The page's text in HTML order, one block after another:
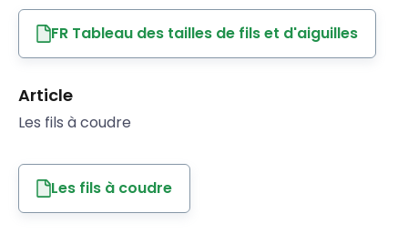
FR Tableau des tailles de fils et d'aiguilles
Article
Les fils à coudre
Les fils à coudre